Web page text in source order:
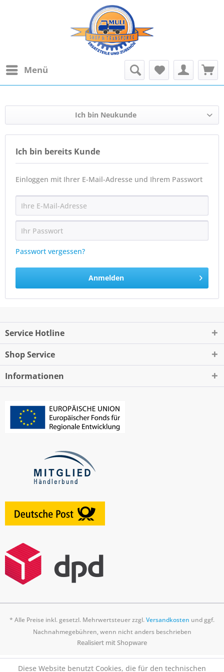
Menü
Ich bin Neukunde
Ich bin bereits Kunde
Einloggen mit Ihrer E-Mail-Adresse und Ihrem Passwort
Passwort vergessen?
Anmelden
Service Hotline
Shop Service
Informationen
* Alle Preise inkl. gesetzl. Mehrwertsteuer zzgl.Versandkosten und ggf.
Nachnahmegebühren, wenn nicht anders beschrieben
Realisiert mit Shopware
Diese Website benutzt Cookies, die für den technischen